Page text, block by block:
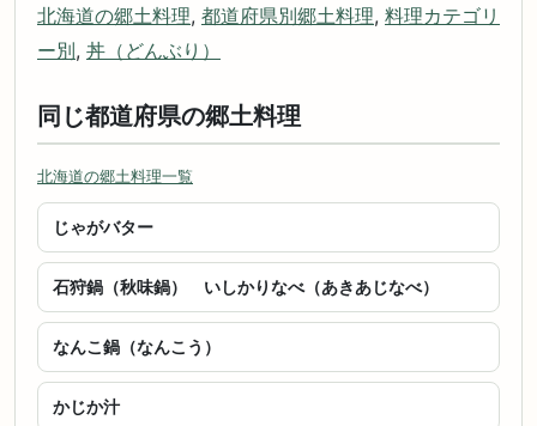
北海道の郷土料理, 都道府県別郷土料理, 料理カテゴリ
ー別, 丼（どんぶり）
同じ都道府県の郷土料理
北海道の郷土料理一覧
じゃがバター
石狩鍋（秋味鍋） いしかりなべ（あきあじなべ）
なんこ鍋（なんこう）
かじか汁